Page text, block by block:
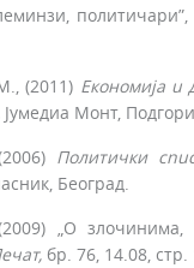
политичари”,
(2011) Економија u
Јумедиа Монт,
Политички
Београд.
„О
бр. 76, 14.08, стр.